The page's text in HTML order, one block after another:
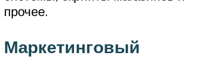
прочее.
Маркетинговый